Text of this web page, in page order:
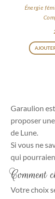
Énergie
Garaulion
proposer
de Lune.
Si vous ne
qui
Comment
Votre choix